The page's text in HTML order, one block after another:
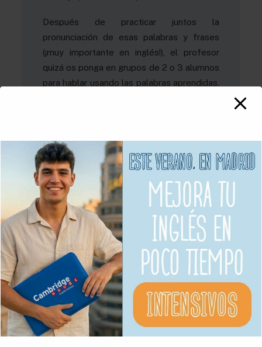
Después de practicar juntos la
pronunciación de esas palabras y frases
(¡muy importante en inglés!), el profesor
quizá os ponga en grupos de 2 o 3 alumnos
para hablar usando las palabras aprendidas.
ruido de las otras conversaciones y el
profe aparecerá de vez en cuando en tu
grupo para corregirte y contestar alguna
pregunta. Después de unos 5 minutos el
profe os llama de nuevo a la clase para
estar todos juntos y hablar de más cosas.
¿POR QUÉ ES
IMPORTANTE ACUDIR A
LAS CLASES DE
CONVERSACIÓN?
Porque de esta manera tendrás más